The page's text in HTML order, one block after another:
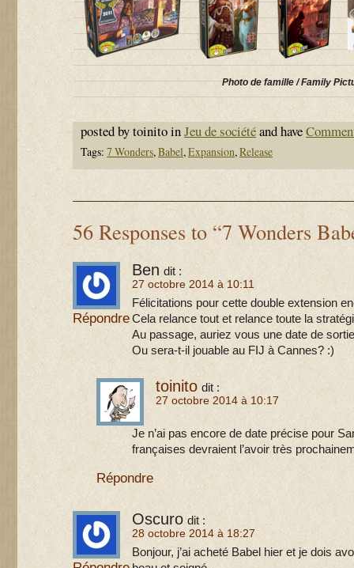
Photo de famille / Family
posted by toinito inJeu de sociétéand have
Tags: 7 Wonders,Babel,Expansion,Release
56 Responses to “7 Wonders
Ben dit :
27 octobre 2014 à 10:11
Félicitations pour cette double extension
Cela relance tout et relance toute la
Au passage, auriez vous une date de
Ou sera-t-il jouable au FIJ à Cannes? :)
Répondre
toinito dit :
27 octobre 2014 à 10:17
Je n’ai pas encore de date précise pour
françaises devraient l’avoir très
Répondre
Oscuro dit :
28 octobre 2014 à 18:27
Bonjour, j’ai acheté Babel hier et je dois